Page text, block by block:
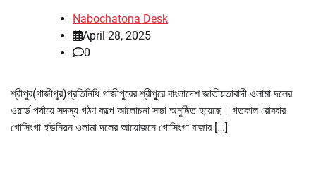
Nabochatona Desk
April 28, 2025
0
শ্রীপুর(গাজীপুর)প্রতিনিধি গাজীপুরের শ্রীপুুরে বাংলাদেশ জাতীয়তাবাদী ওলামা দলের
ওয়ার্ড পর্যায়ে সদস্য গঠণ কল্পে আলোচনা সভা অনুষ্ঠিত হয়েছে। গতকাল রোববার
গোসিংগা ইউনিয়ন ওলামা দলের আয়োজনে গোসিংগা বাজার […]